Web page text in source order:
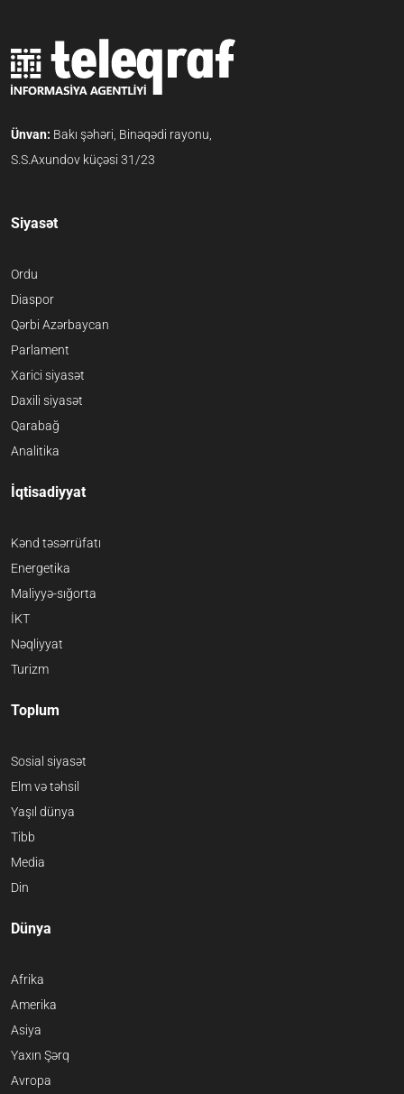
Ünvan: Bakı şəhəri, Binəqədi rayonu,
S.S.Axundov küçəsi 31/23
Siyasət
Ordu
Diaspor
Qərbi Azərbaycan
Parlament
Xarici siyasət
Daxili siyasət
Qarabağ
Analitika
İqtisadiyyat
Kənd təsərrüfatı
Energetika
Maliyyə-sığorta
İKT
Nəqliyyat
Turizm
Toplum
Sosial siyasət
Elm və təhsil
Yaşıl dünya
Tibb
Media
Din
Dünya
Afrika
Amerika
Asiya
Yaxın Şərq
Avropa